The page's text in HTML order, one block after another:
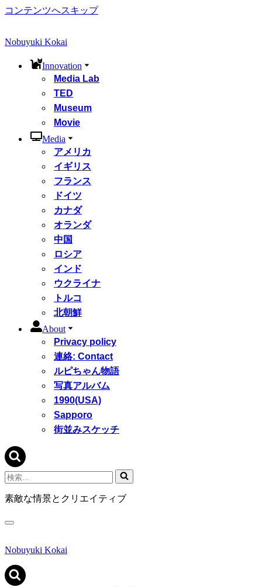
コンテンツへスキップ
Nobuyuki Kokai
Innovation
Media Lab
TED
Museum
Movie
Media
アメリカ
イギリス
フランス
ドイツ
カナダ
オランダ
中国
ロシア
インド
ウクライナ
トルコ
北朝鮮
About
Privacy policy
連絡: Contact
ルピちゃん物語
写真アルバム
1990(USA)
Sapporo
街並みスケッチ
検
索...
素敵な情景とクリエイティブ
ナ
ゲ
シ
ョ
Nobuyuki Kokai